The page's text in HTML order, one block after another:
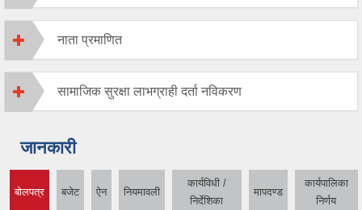
नाता प्रमाणित
सामाजिक सुरक्षा लाभग्राही दर्ता नविकरण
जानकारी
बोलपत्र
(active
बजेट ऐन नियमावली
कार्यविधी /
निर्देशिका
मापदण्ड
कार्यपालिका
निर्णय